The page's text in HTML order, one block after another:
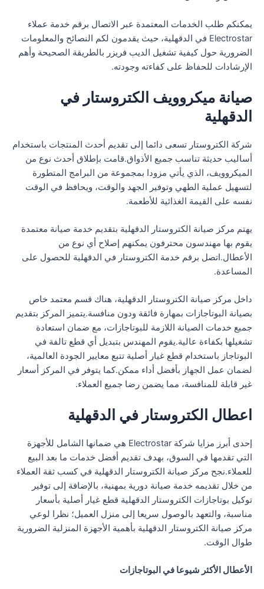
يمكنكم طلب الخدمات المعتمدة عبر الاتصال برقم خدمة عملاء
Electrostar في الدقهلية، حيث يقدمون لكم النصائح والمعلومات
الضرورية حول كيفية تشغيل الديب فريزر بالطريقة الصحيحة وأهم
الإرشادات للحفاظ على كفاءته وجودته.
صيانة ميكروويف الكتروستار في
الدقهلية
شركة الكتروستار تسعى دائما إلى تقديم أحدث المنتجات باستخدام
أساليب حديثة تناسب جميع الأذواق.قامت بإطلاق أحدث نوع من
الميكروويف، الذي يأتي مزودا بمجموعة من البرامج المتطورة
لتسهيل عملية الطهي وتوفير الجهد والوقت، ويحافظ في الوقت
نفسه على القيمة الغذائية للأطعمة.
يهتم مركز صيانة الكتروستار الدقهلية بتقديم خدمة صيانة معتمدة
يقوم بها مهندسون محترفون يمكنهم إصلاح أي نوع من
الأعطال.اتصل برقم خدمة الكتروستار في الدقهلية للحصول على
المساعدة.
داخل مركز صيانة الكتروستار الدقهلية، هناك قسم معتمد خاص
بصيانة البوتاجازات بمهارة فائقة ودون منافسة.يتميز المركز بتقديم
جميع خدمات الصيانة اللازمة للبوتاجازات، مع ضمان استعادة
تشغيلها بكفاءة عالية.يقوم المهندس بتبديل أي قطع تالفة في
البوتاجاز باستخدام قطع غيار أصلية تتبع معايير الجودة العالمية،
لضمان عمل الجهاز بأفضل أداء ممكن.كما يتوفر في المركز أسعار
غير قابلة للمنافسة، مما يضمن رضا جميع العملاء.
اعطال الكتروستار في الدقهلية
إحدى أبرز مزايا شركة Electrostar هي ضمانها الشامل للأجهزة
التي تقدمها في السوق، بهدف تقديم أفضل خدمات ما بعد البيع
للعملاء.نجح مركز صيانة الكتروستار الدقهلية في كسب ثقة العملاء
من خلال تقديمه خدمة صيانة دورية بمهنية، بالإضافة إلى توفير
توكيل بوتاجازات الكتروستار الدقهلية قطع غيار أصلية بأسعار
مناسبة، والتعهد بالوصول سريعا إلى منزل العميل؛ نظرا لوعي
مركز صيانة الكتروستار الدقهلية بأهمية الأجهزة المنزلية الضرورية
طوال الوقت.
الأعطال الأكثر شيوعا في البوتاجازات